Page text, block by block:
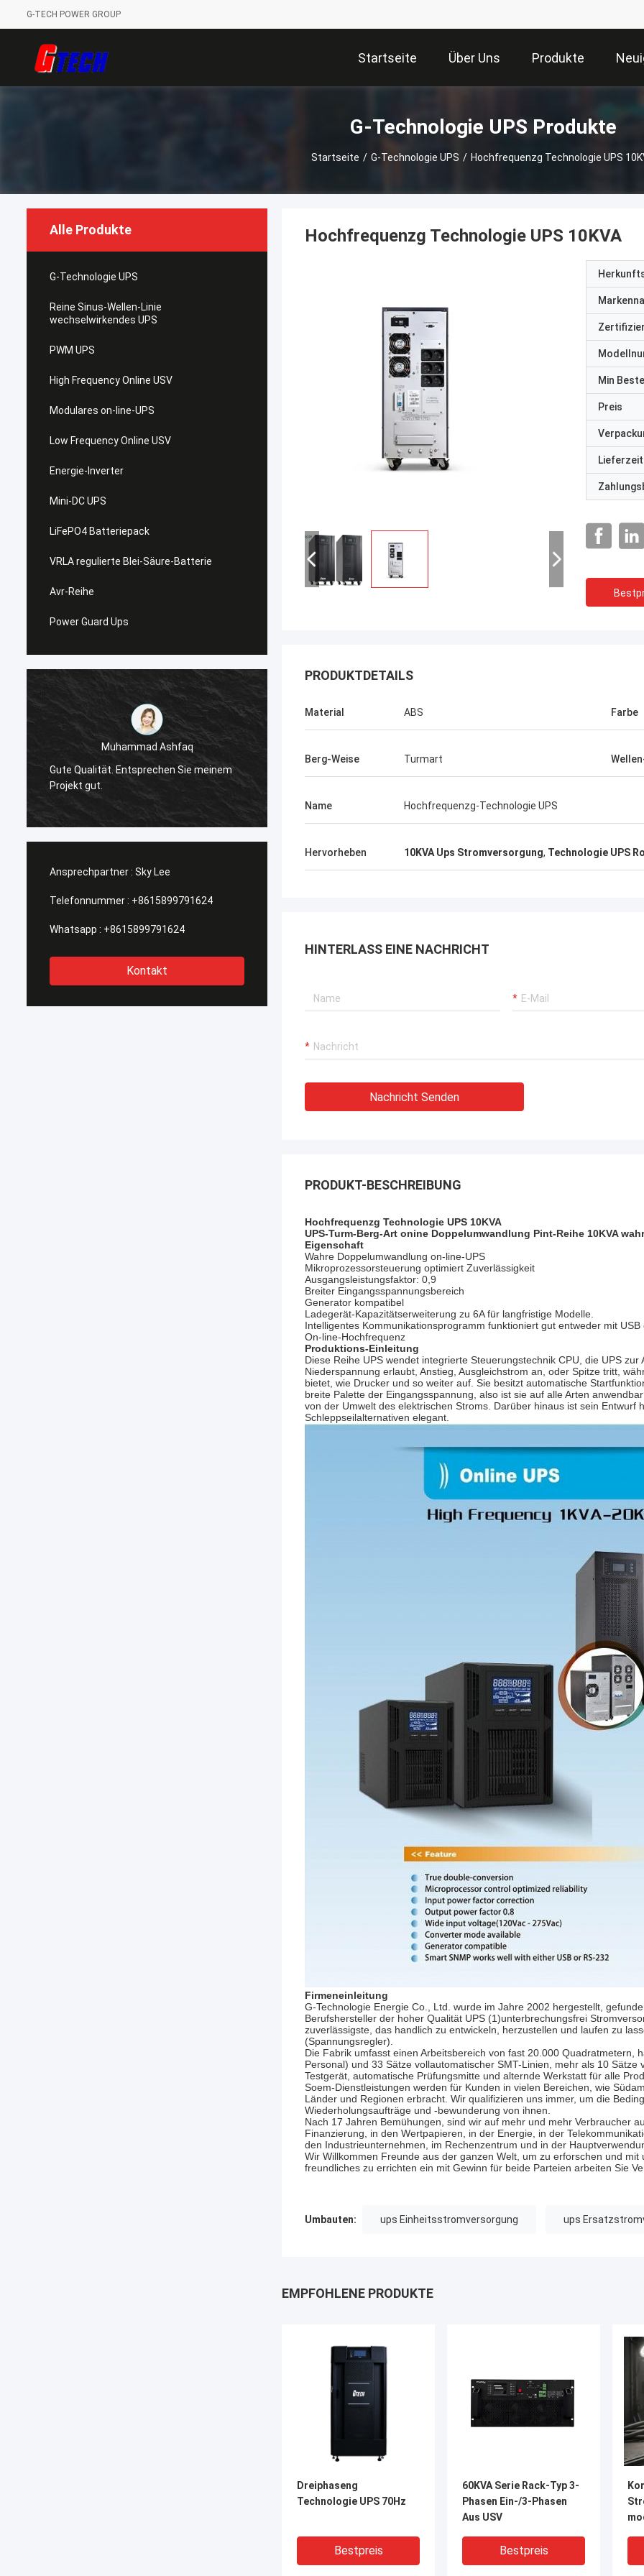
G-TECH POWER GROUP
Startseite Über Uns Produkte
G-Technologie UPS Produkte
Startseite / G-Technologie UPS / Hochfrequenzg Technologie UPS
Alle Produkte
G-Technologie UPS
Reine Sinus-Wellen-Linie
wechselwirkendes UPS
PWM UPS
High Frequency Online USV
Modulares on-line-UPS
Low Frequency Online USV
Energie-Inverter
Mini-DC UPS
LiFePO4 Batteriepack
VRLA regulierte Blei-Säure-Batterie
Avr-Reihe
Power Guard Ups
Muhammad Ashfaq
Gute Qualität. Entsprechen Sie meinem
Projekt gut.
Stamatis Greece
Ich bin mit G-Technologieprodukten sehr
Ansprechpartner : Sky Lee
Telefonnummer : +8615899791624
Whatsapp : +8615899791624
Kontakt
Hochfrequenzg Technologie UPS 10KVA
Min
Preis
Lieferzeit
PRODUKTDETAILS
Material ABS Farbe
Berg-Weise Turmart
Name Hochfrequenzg-Technologie UPS
Hervorheben 10KVA Ups Stromversorgung, Technologie UPS
HINTERLASS EINE NACHRICHT
Nachricht Senden
PRODUKT-BESCHREIBUNG
Hochfrequenzg Technologie UPS 10KVA
UPS-Turm-Berg-Art onine Doppelumwandlung Pint-Reihe 10KVA
Eigenschaft
Wahre Doppelumwandlung on-line-UPS
Mikroprozessorsteuerung optimiert Zuverlässigkeit
Ausgangsleistungsfaktor: 0,9
Breiter Eingangsspannungsbereich
Generator kompatibel
Ladegerät-Kapazitätserweiterung zu 6A für langfristige Modelle.
Intelligentes Kommunikationsprogramm funktioniert gut entweder mit
On-line-Hochfrequenz
Produktions-Einleitung
Diese Reihe UPS wendet integrierte Steuerungstechnik CPU, die UPS
Niederspannung erlaubt, Anstieg, Ausgleichstrom an, oder Spitze tritt,
bietet, wie Drucker und so weiter auf. Sie besitzt automatische
breite Palette der Eingangsspannung, also ist sie auf alle Arten anwendbar
von der Umwelt des elektrischen Stroms. Darüber hinaus ist sein Entwurf
Schleppseilalternativen elegant.
Firmeneinleitung
G-Technologie Energie Co., Ltd. wurde im Jahre 2002 hergestellt,
Berufshersteller der hoher Qualität UPS (1)unterbrechungsfrei
zuverlässigste, das handlich zu entwickeln, herzustellen und laufen zu
(Spannungsregler).
Die Fabrik umfasst einen Arbeitsbereich von fast 20.000 Quadratmetern,
Personal) und 33 Sätze vollautomatischer SMT-Linien, mehr als 10
Testgerät, automatische Prüfungsmitte und alternde Werkstatt für alle
Soem-Dienstleistungen werden für Kunden in vielen Bereichen, wie
Länder und Regionen erbracht. Wir qualifizieren uns immer, um die
Wiederholungsaufträge und -bewunderung von ihnen.
Nach 17 Jahren Bemühungen, sind wir auf mehr und mehr Verbraucher
Finanzierung, in den Wertpapieren, in der Energie, in der
den Industrieunternehmen, im Rechenzentrum und in der
Wir Willkommen Freunde aus der ganzen Welt, um zu erforschen und
freundliches zu errichten ein mit Gewinn für beide Parteien arbeiten Sie
Umbauten: ups Einheitsstromversorgung ups
EMPFOHLENE PRODUKTE
Dreiphaseng
Technologie UPS 70Hz
Bestpreis
60KVA Serie Rack-Typ 3-
Phasen Ein-/3-Phasen
Aus USV
Bestpreis